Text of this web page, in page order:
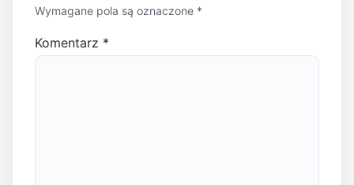
Wymagane pola są oznaczone *
Komentarz *